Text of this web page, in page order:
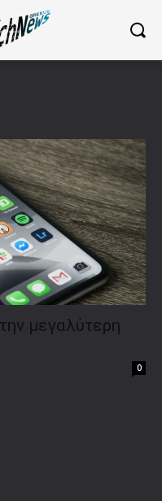
μεγαλύτερη
0